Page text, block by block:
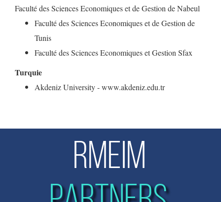
Faculté des Sciences Economiques et de Gestion de Nabeul
Faculté des Sciences Economiques et de Gestion de
Tunis
Faculté des Sciences Economiques et Gestion Sfax
Turquie
Akdeniz University - www.akdeniz.edu.tr
RMEIM